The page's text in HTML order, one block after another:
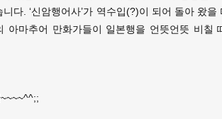
니다. ‘신암행어사’가 역수입(?)이 되어 돌아 왔
아마추어 만화가들이 일본행을 언뜻언뜻 비칠